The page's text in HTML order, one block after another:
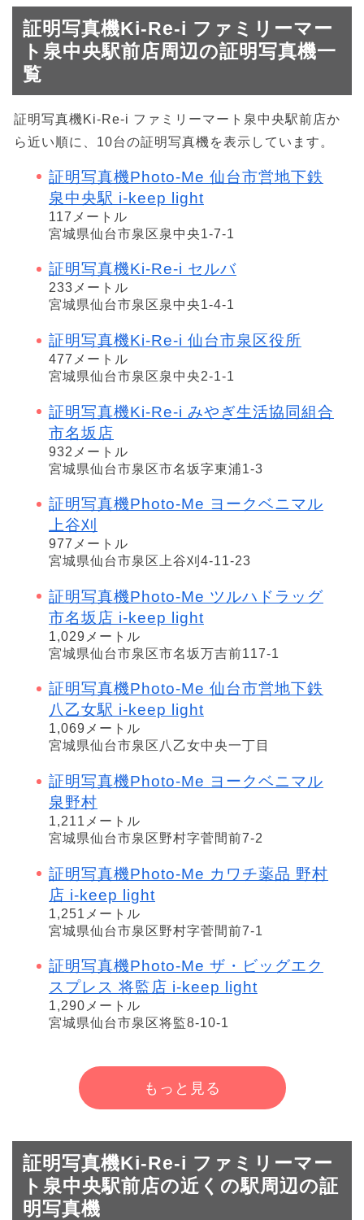
証明写真機Ki-Re-i ファミリーマー
ト泉中央駅前店周辺の証明写真機一
覧
証明写真機Ki-Re-i ファミリーマート泉中央駅前店か
ら近い順に、10台の証明写真機を表示しています。
証明写真機Photo-Me 仙台市営地下鉄
泉中央駅 i-keep light
117メートル
宮城県仙台市泉区泉中央1-7-1
証明写真機Ki-Re-i セルバ
233メートル
宮城県仙台市泉区泉中央1-4-1
証明写真機Ki-Re-i 仙台市泉区役所
477メートル
宮城県仙台市泉区泉中央2-1-1
証明写真機Ki-Re-i みやぎ生活協同組合
市名坂店
932メートル
宮城県仙台市泉区市名坂字東浦1-3
証明写真機Photo-Me ヨークベニマル
上谷刈
977メートル
宮城県仙台市泉区上谷刈4-11-23
証明写真機Photo-Me ツルハドラッグ
市名坂店 i-keep light
1,029メートル
宮城県仙台市泉区市名坂万吉前117-1
証明写真機Photo-Me 仙台市営地下鉄
八乙女駅 i-keep light
1,069メートル
宮城県仙台市泉区八乙女中央一丁目
証明写真機Photo-Me ヨークベニマル
泉野村
1,211メートル
宮城県仙台市泉区野村字菅間前7-2
証明写真機Photo-Me カワチ薬品 野村
店 i-keep light
1,251メートル
宮城県仙台市泉区野村字菅間前7-1
証明写真機Photo-Me ザ・ビッグエク
スプレス 将監店 i-keep light
1,290メートル
宮城県仙台市泉区将監8-10-1
もっと見る
証明写真機Ki-Re-i ファミリーマー
ト泉中央駅前店の近くの駅周辺の証
明写真機